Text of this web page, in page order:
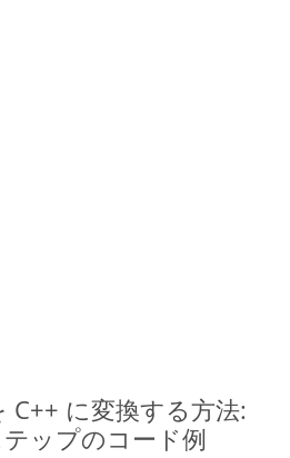
C++ に変換する方法:
ップのコード例